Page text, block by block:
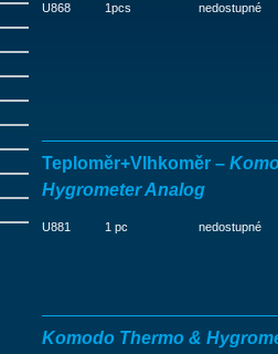
U868 1pcs nedostupné
Teploměr+Vlhkoměr –
Hygrometer Analog
U881 1 pc nedostupné
Komodo Thermo &